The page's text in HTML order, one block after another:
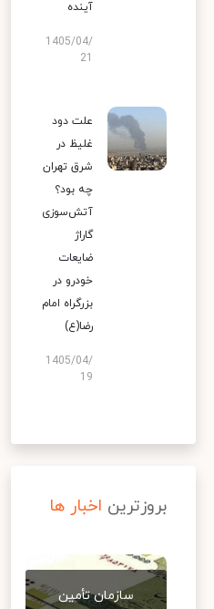
آینده
1405/04/
علت دود
غلیظ در
شرق تهران
چه بود؟
آتش‌سوزی
گاراژ
ضایعات
خودرو در
بزرگراه امام
رضا(ع)
1405/04/
19
بروزترین اخبار ها
سازمان تأمین